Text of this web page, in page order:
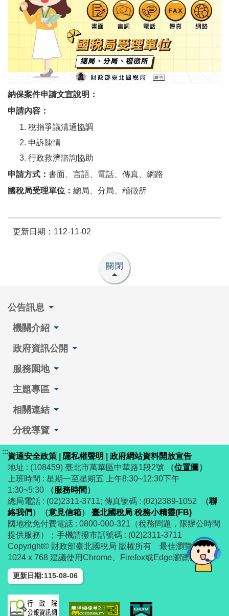
納保案件申請文宣說明：
申請內容：
稅捐爭議溝通協調
申訴陳情
行政救濟諮詢協助
申請方式： 書面、言語、電話、傳真、網路
國稅局受理單位： 總局、分局、稽徵所
更新日期：112-11-02
關閉
公告訊息
機關介紹
政府資訊公開
服務園地
主題專區
相關連結
分稅導覽
:::資通安全政策 隱私權聲明
政府網站資料開放宣告
地址 : (108459) 臺北市萬華區中華路1段2號
（位置圖 ）
上班時間 : 星期一至星期五 上午8:30~12:30下午
1:30~5:30
（服務時間 ）
總局電話 : (02)2311-3711; 傳真號碼 : (02)2389-1052
（聯
絡我們 ） （意見信箱）
臺北國稅局 稅務小精靈(FB)
國地稅免付費電話 : 0800-000-321（稅務問題，限辦公時間
提供服務）；手機請撥市話號碼 : (02)2311-3711
Copyright© 財政部臺北國稅局 版權所有 最佳瀏覽解析度
1024 x 768 建議使用Chrome、Firefox或Edge瀏覽器
更新日期:115-08-06